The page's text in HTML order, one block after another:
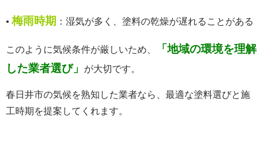
•梅雨時期 ：湿気が多く、塗料の乾燥が遅れることがある
このように気候条件が厳しいため、
「地域の環境を理解
した業者選び」
が大切です。
春日井市の気候を熟知した業者なら、最適な塗料選びと施
工時期を提案してくれます。